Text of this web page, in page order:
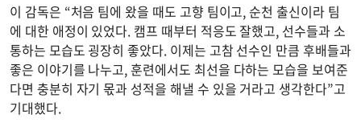
이 감독은 “처음 팀에 왔을 때도 고향 팀이고, 순천 출신이라 팀
에 대한 애정이 있었다. 캠프 때부터 적응도 잘했고, 선수들과 소
통하는 모습도 굉장히 좋았다. 이제는 고참 선수인 만큼 후배들과
좋은 이야기를 나누고, 훈련에서도 최선을 다하는 모습을 보여준
다면 충분히 자기 몫과 성적을 해낼 수 있을 거라고 생각한다”고
기대했다.